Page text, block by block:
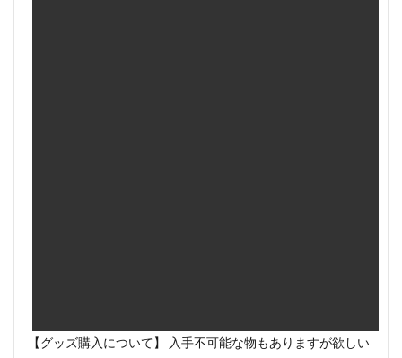
【グッズ購入について】 入手不可能な物もありますが欲しい